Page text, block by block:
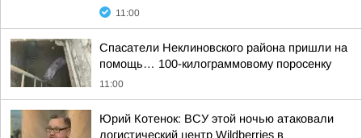
11:00
Спасатели Неклиновского района пришли на
помощь… 100-килограммовому поросенку
11:00
Юрий Котенок: ВСУ этой ночью атаковали
логистический центр Wildberries в